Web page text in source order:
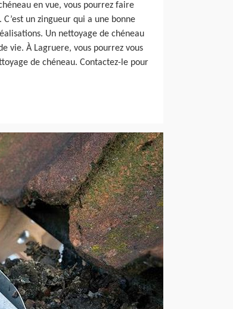
en vue, vous pourrez faire
un zingueur qui a une bonne
Un nettoyage de chéneau
vie. À Lagruere, vous pourrez vous
de chéneau. Contactez-le pour